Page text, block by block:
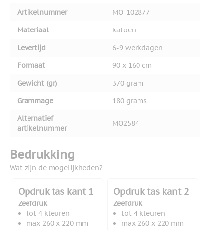
Artikelnummer
MO-102877
Materiaal
katoen
Levertijd
6-9 werkdagen
Formaat
90 x 160 cm
Gewicht (gr)
370 gram
Grammage
180 grams
Alternatief
artikelnummer
MO2584
Bedrukking
Wat zijn de mogelijkheden?
Opdruk tas kant 1
Zeefdruk
tot 4 kleuren
max 260 x 220 mm
Opdruk tas kant 2
Zeefdruk
tot 4 kleuren
max 260 x 220 mm